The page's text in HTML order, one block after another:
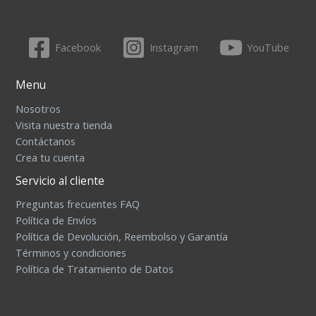
Facebook Instagram YouTube
Menu
Nosotros
Visita nuestra tienda
Contáctanos
Crea tu cuenta
Servicio al cliente
Preguntas frecuentes FAQ
Política de Envíos
Política de Devolución, Reembolso y Garantía
Términos y condiciones
Política de Tratamiento de Datos